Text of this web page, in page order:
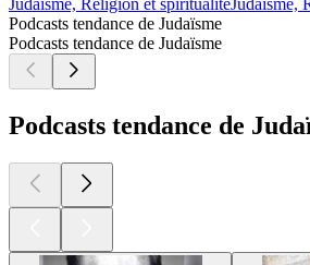
Judaïsme, Religion et spiritualitéJudaïsme,
Podcasts tendance de Judaïsme
Podcasts tendance de Judaïsme
Podcasts tendance de